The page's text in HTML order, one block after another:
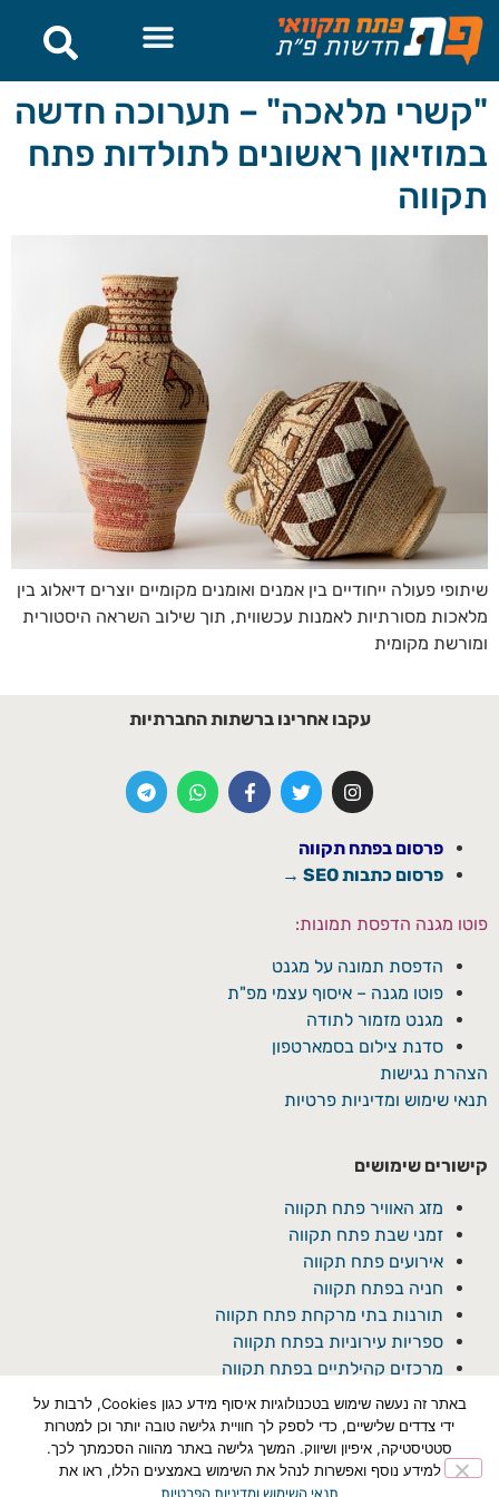
לתוכן
"קשרי מלאכה" – תערוכה חדשה
במוזיאון ראשונים לתולדות פתח
תקווה
שיתופי פעולה ייחודיים בין אמנים ואומנים מקומיים יוצרים דיאלוג בין
מלאכות מסורתיות לאמנות עכשווית, תוך שילוב השראה היסטורית
ומורשת מקומית
עקבו אחרינו ברשתות החברתיות
פרסום בפתח תקווה
פרסום כתבות SEO →
פוטו מגנה הדפסת תמונות:
הדפסת תמונה על מגנט
פוטו מגנה – איסוף עצמי מפ"ת
מגנט מזמור לתודה
סדנת צילום בסמארטפון
הצהרת נגישות
תנאי שימוש ומדיניות פרטיות
קישורים שימושים
מזג האוויר פתח תקווה
זמני שבת פתח תקווה
אירועים פתח תקווה
חניה בפתח תקווה
תורנות בתי מרקחת פתח תקווה
ספריות עירוניות בפתח תקווה
מרכזים קהילתיים בפתח תקווה
באתר זה נעשה שימוש בטכנולוגיות איסוף מידע כגון Cookies, לרבות על
ידי צדדים שלישיים, כדי לספק לך חוויית גלישה טובה יותר וכן למטרות
סטטיסטיקה, איפיון ושיווק. המשך גלישה באתר מהווה הסכמתך לכך.
למידע נוסף ואפשרות לנהל את השימוש באמצעים הללו, ראו את
תנאי השימוש ומדיניות הפרטיות